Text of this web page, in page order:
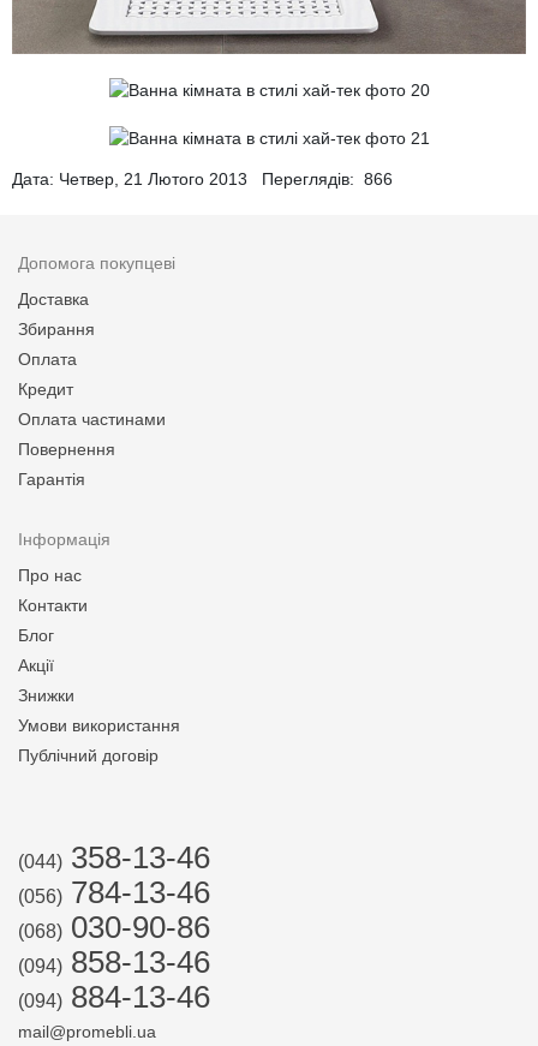
Дата: Четвер, 21 Лютого 2013 Переглядів: 866
Допомога покупцеві
Доставка
Збирання
Оплата
Кредит
Оплата частинами
Повернення
Гарантія
Інформація
Про нас
Контакти
Блог
Акції
Знижки
Умови використання
Публічний договір
(044) 358-13-46
(056) 784-13-46
(068) 030-90-86
(094) 858-13-46
(094) 884-13-46
mail@promebli.ua